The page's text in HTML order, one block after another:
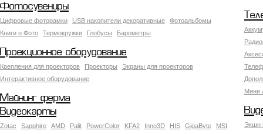
Фотосувениры
Цифровые фоторамки USB накопители декоративные
Фотоальбомы
Книги о Фото
Термокружки Глобусы Барометры
Мини
Проекционное оборудование
Крепления для проекторов Проекторы
Экраны для проекторов
Интерактивное оборудование
Майнинг ферма
Экшн
Видеокарты
Zotac Sapphire AMD Palit PowerColor KFA2 Inno3D HIS GigaByte
MSI